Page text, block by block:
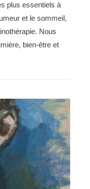
plus essentiels à
et le sommeil,
Nous
bien-être et